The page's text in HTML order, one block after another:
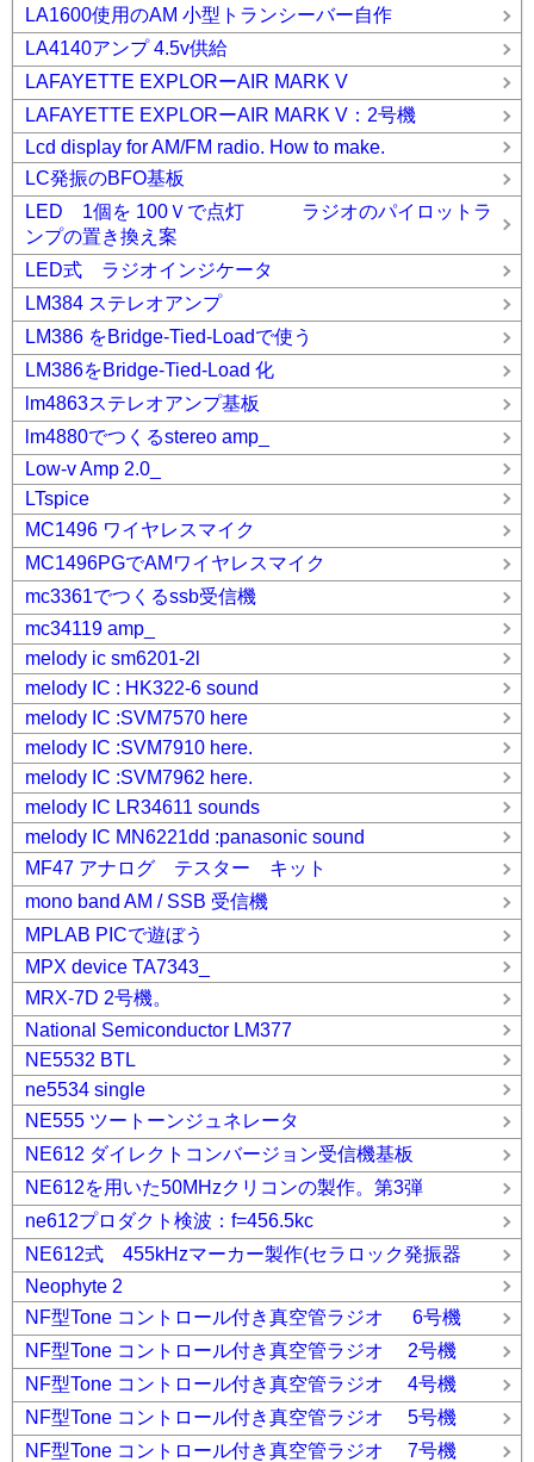
LA1600使用のAM 小型トランシーバー自作
LA4140アンプ 4.5v供給
LAFAYETTE EXPLORーAIR MARK V
LAFAYETTE EXPLORーAIR MARK V：2号機
Lcd display for AM/FM radio. How to make.
LC発振のBFO基板
LED 1個を 100Ｖで点灯 ラジオのパイロットラ
ンプの置き換え案
LED式 ラジオインジケータ
LM384 ステレオアンプ
LM386 をBridge-Tied-Loadで使う
LM386をBridge-Tied-Load 化
lm4863ステレオアンプ基板
lm4880でつくるstereo amp_
Low-v Amp 2.0_
LTspice
MC1496 ワイヤレスマイク
MC1496PGでAMワイヤレスマイク
mc3361でつくるssb受信機
mc34119 amp_
melody ic sm6201-2l
melody IC : HK322-6 sound
melody IC :SVM7570 here
melody IC :SVM7910 here.
melody IC :SVM7962 here.
melody IC LR34611 sounds
melody IC MN6221dd :panasonic sound
MF47 アナログ テスター キット
mono band AM / SSB 受信機
MPLAB PICで遊ぼう
MPX device TA7343_
MRX-7D 2号機。
National Semiconductor LM377
NE5532 BTL
ne5534 single
NE555 ツートーンジュネレータ
NE612 ダイレクトコンバージョン受信機基板
NE612を用いた50MHzクリコンの製作。第3弾
ne612プロダクト検波：f=456.5kc
NE612式 455kHzマーカー製作(セラロック発振器
Neophyte 2
NF型Tone コントロール付き真空管ラジオ 6号機
NF型Tone コントロール付き真空管ラジオ 2号機
NF型Tone コントロール付き真空管ラジオ 4号機
NF型Tone コントロール付き真空管ラジオ 5号機
NF型Tone コントロール付き真空管ラジオ 7号機